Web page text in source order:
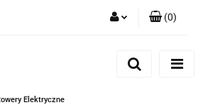
Dodaj zgłoszenie
(0)
Elektryczne